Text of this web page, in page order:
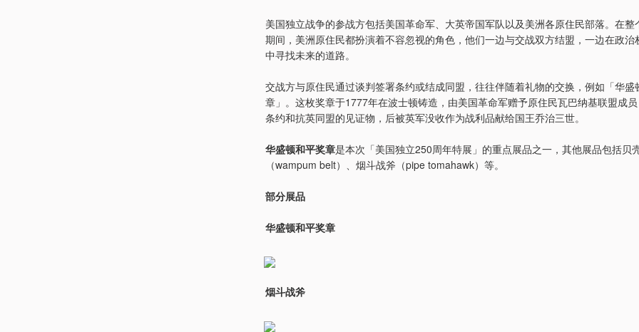
美国独立战争的参战方包括美国革命军、大英帝国军队以及美洲各原住民部落。在整
期间，美洲原住民都扮演着不容忽视的角色，他们一边与交战双方结盟，一边在政治
中寻找未来的道路。
交战方与原住民通过谈判签署条约或结成同盟，往往伴随着礼物的交换，例如「华盛
章」。这枚奖章于1777年在波士顿铸造，由美国革命军赠予原住民瓦巴纳基联盟成
条约和抗英同盟的见证物，后被英军没收作为战利品献给国王乔治三世。
华盛顿和平奖章是本次「美国独立250周年特展」的重点展品之一，其他展品包括贝
（wampum belt）、烟斗战斧（pipe tomahawk）等。
部分展品
华盛顿和平奖章
烟斗战斧